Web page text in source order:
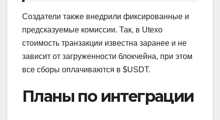
Создатели также внедрили фиксированные и
предсказуемые комиссии. Так, в Utexo
стоимость транзакции известна заранее и не
зависит от загруженности блокчейна, при этом
все сборы оплачиваются в $USDT.
Планы по интеграции